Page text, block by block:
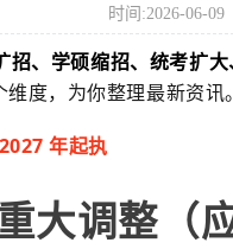
时间:2026-06-
招、学硕缩招、统考扩
维度，为你整理最新资讯
年起执
大调整（